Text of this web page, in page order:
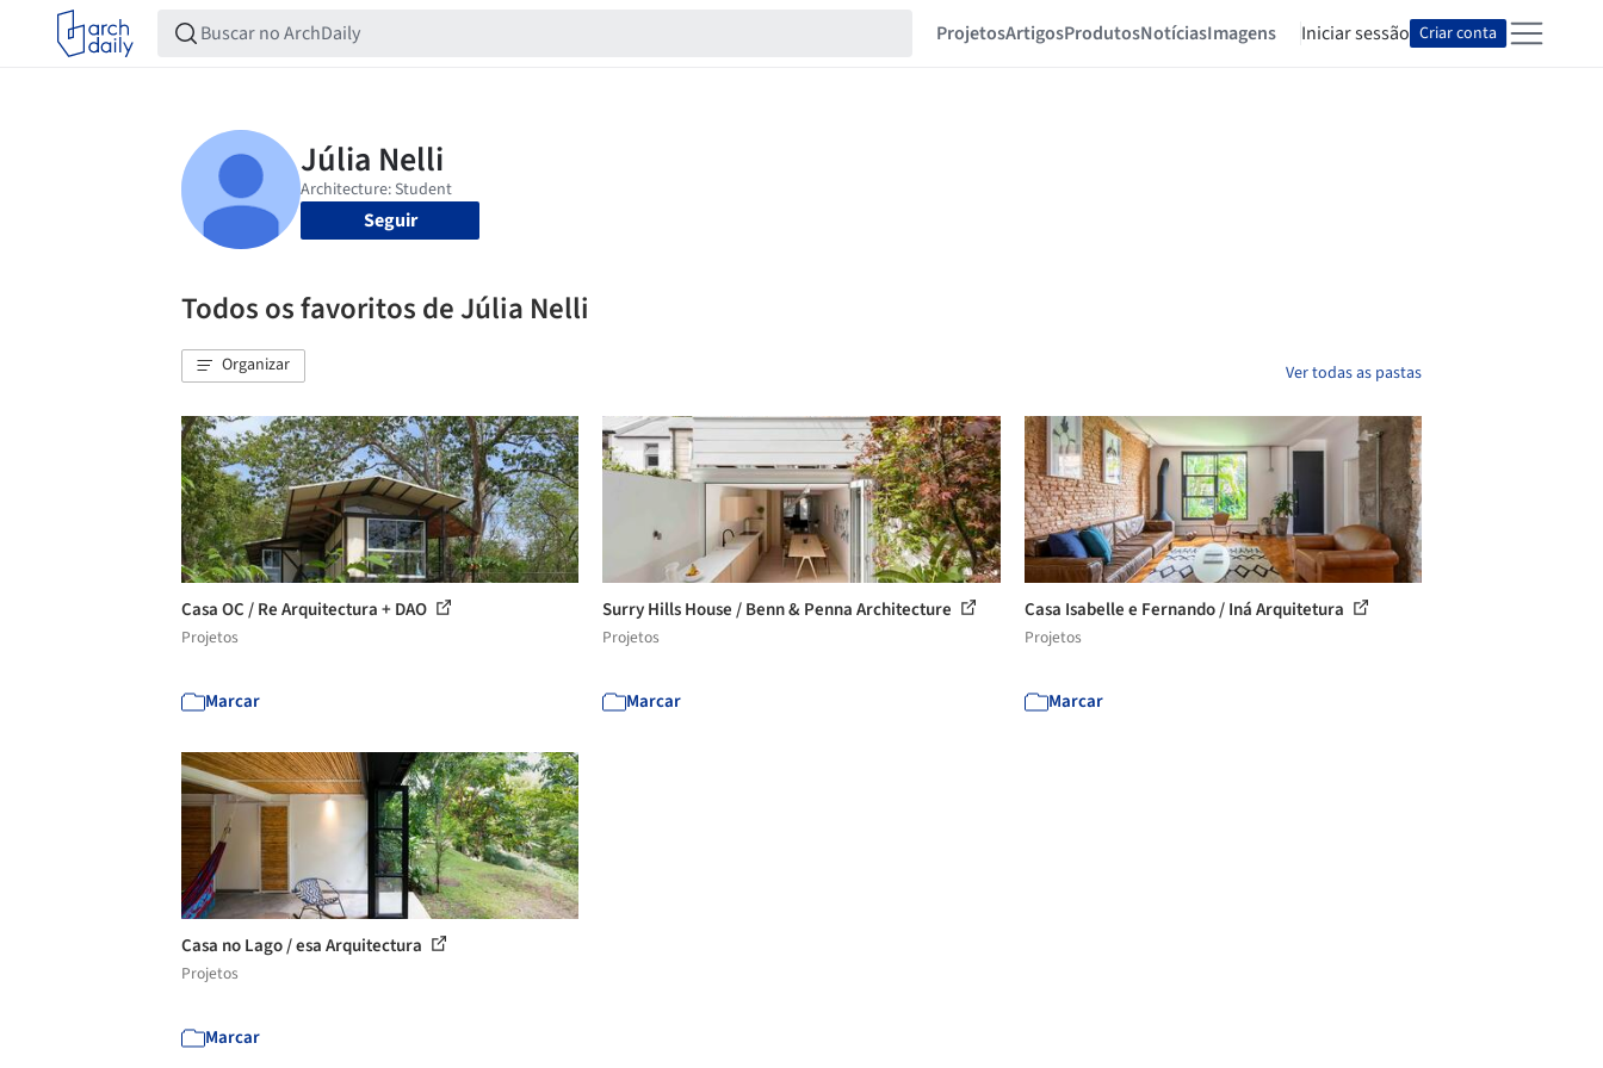
ProjetosArtigosProdutosNotíciasImagens Iniciar sessão Criar conta
Seguir
Todos os favoritos de Júlia Nelli
Organizar Ver todas as pastas
Casa OC / Re Arquitectura + DAO
Projetos
Marcar
Surry Hills House / Benn & Penna Architecture
Projetos
Marcar
Casa Isabelle e Fernando / Iná Arquitetura
Projetos
Marcar
Casa no Lago / esa Arquitectura
Projetos
Marcar